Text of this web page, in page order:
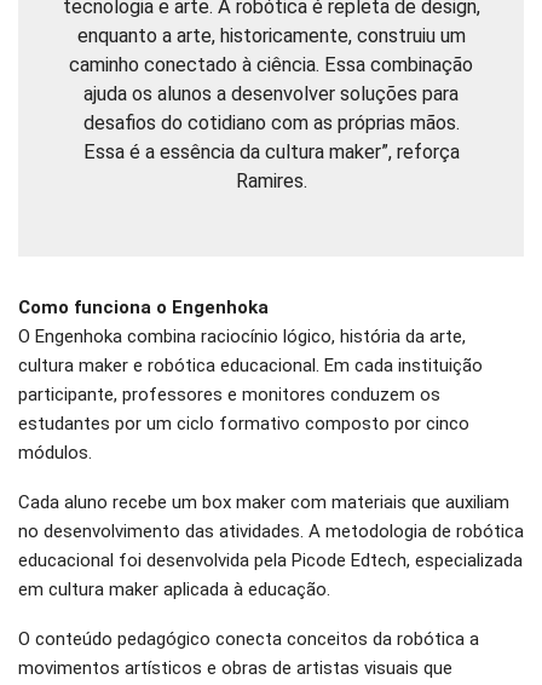
tecnologia e arte. A robótica é repleta de design,
enquanto a arte, historicamente, construiu um
caminho conectado à ciência. Essa combinação
ajuda os alunos a desenvolver soluções para
desafios do cotidiano com as próprias mãos.
Essa é a essência da cultura maker”, reforça
Ramires.
Como funciona o Engenhoka
O Engenhoka combina raciocínio lógico, história da arte,
cultura maker e robótica educacional. Em cada instituição
participante, professores e monitores conduzem os
estudantes por um ciclo formativo composto por cinco
módulos.
Cada aluno recebe um box maker com materiais que auxiliam
no desenvolvimento das atividades. A metodologia de robótica
educacional foi desenvolvida pela Picode Edtech, especializada
em cultura maker aplicada à educação.
O conteúdo pedagógico conecta conceitos da robótica a
movimentos artísticos e obras de artistas visuais que